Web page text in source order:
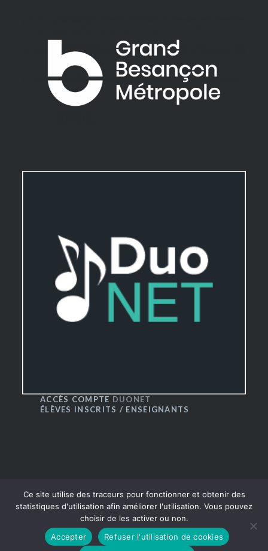
ACCÈS COMPTE DUONET
ÉLÈVES INSCRITS / ENSEIGNANTS
® CRR du Grand Besançon 2016|Thème Dyad par
WordPress.com
Ce site utilise des traceurs pour fonctionner et obtenir des
statistiques d'utilisation afin améliorer l'utilisation. Vous pouvez
choisir de les activer ou non.
Accepter
Refuser l'utilisation de cookies